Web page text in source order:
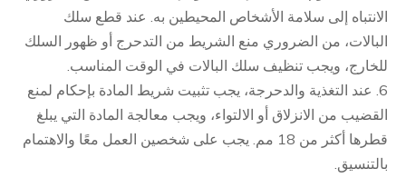
الانتباه إلى سلامة الأشخاص المحيطين به. عند قطع سلك
البالات، من الضروري منع الشريط من التدحرج أو ظهور السلك
للخارج، ويجب تنظيف سلك البالات في الوقت المناسب.
6. عند التغذية والدحرجة، يجب تثبيت شريط المادة بإحكام لمنع
القضيب من الانزلاق أو الالتواء، ويجب معالجة المادة التي يبلغ
قطرها أكثر من 18 مم. يجب على شخصين العمل معًا والاهتمام
بالتنسيق.